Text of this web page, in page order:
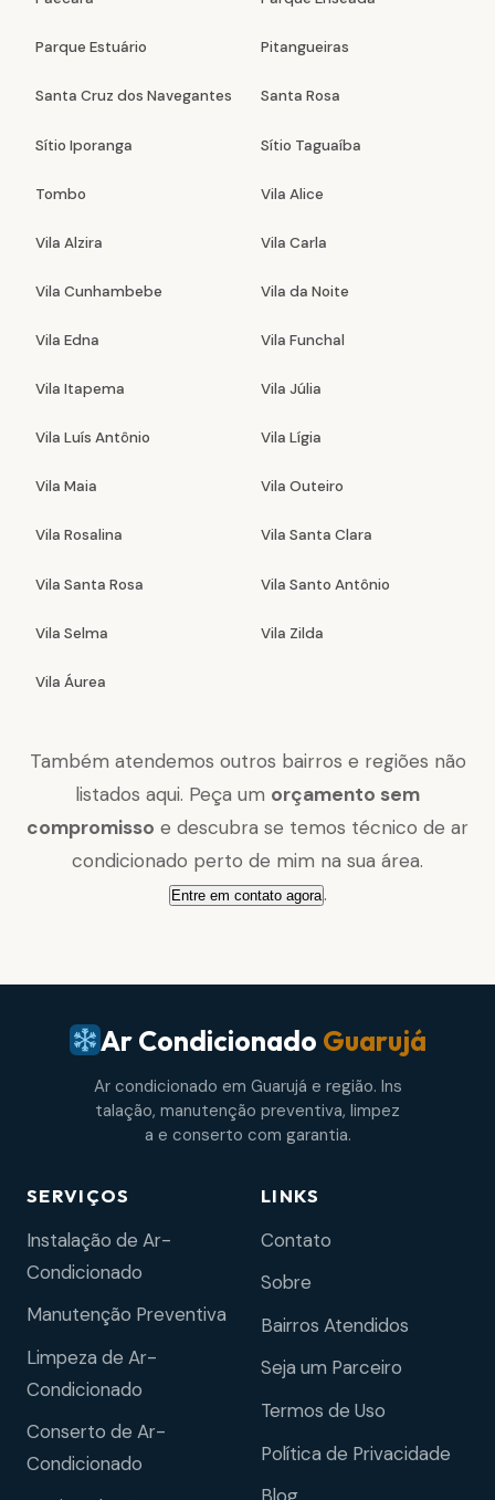
Parque Estuário Pitangueiras
Santa Cruz dos Navegantes Santa Rosa
Sítio Iporanga Sítio Taguaíba
Tombo Vila Alice
Vila Alzira Vila Carla
Vila Cunhambebe Vila da Noite
Vila Edna Vila Funchal
Vila Itapema Vila Júlia
Vila Luís Antônio Vila Lígia
Vila Maia Vila Outeiro
Vila Rosalina Vila Santa Clara
Vila Santa Rosa Vila Santo Antônio
Vila Selma Vila Zilda
Vila Áurea
Também atendemos outros bairros e regiões não
listados aqui. Peça um orçamento sem
compromisso e descubra se temos técnico de ar
condicionado perto de mim na sua área.
Entre em contato agora.
Ar Condicionado Guarujá
Ar condicionado em Guarujá e região. Ins
talação, manutenção preventiva, limpez
a e conserto com garantia.
SERVIÇOS
Instalação de Ar-
Condicionado
Manutenção Preventiva
Limpeza de Ar-
Condicionado
Conserto de Ar-
Condicionado
LINKS
Contato
Sobre
Bairros Atendidos
Seja um Parceiro
Termos de Uso
Política de Privacidade